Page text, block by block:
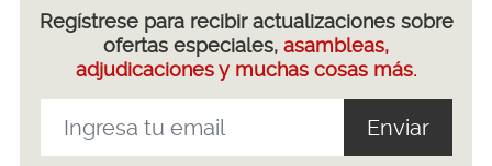
Regístrese para recibir actualizaciones sobre
ofertas especiales, asambleas,
adjudicaciones y muchas cosas más.
Enviar